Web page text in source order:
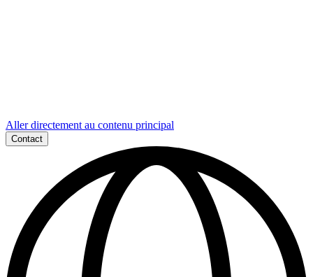
Aller directement au contenu principal
Contact